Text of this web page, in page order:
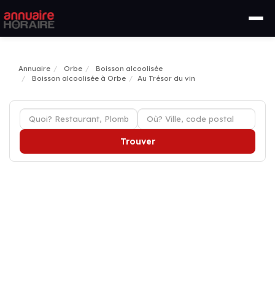
Annuaire Orbe
Boisson alcoolisée
Boisson alcoolisée à Orbe
Au Trésor du vin
Trouver